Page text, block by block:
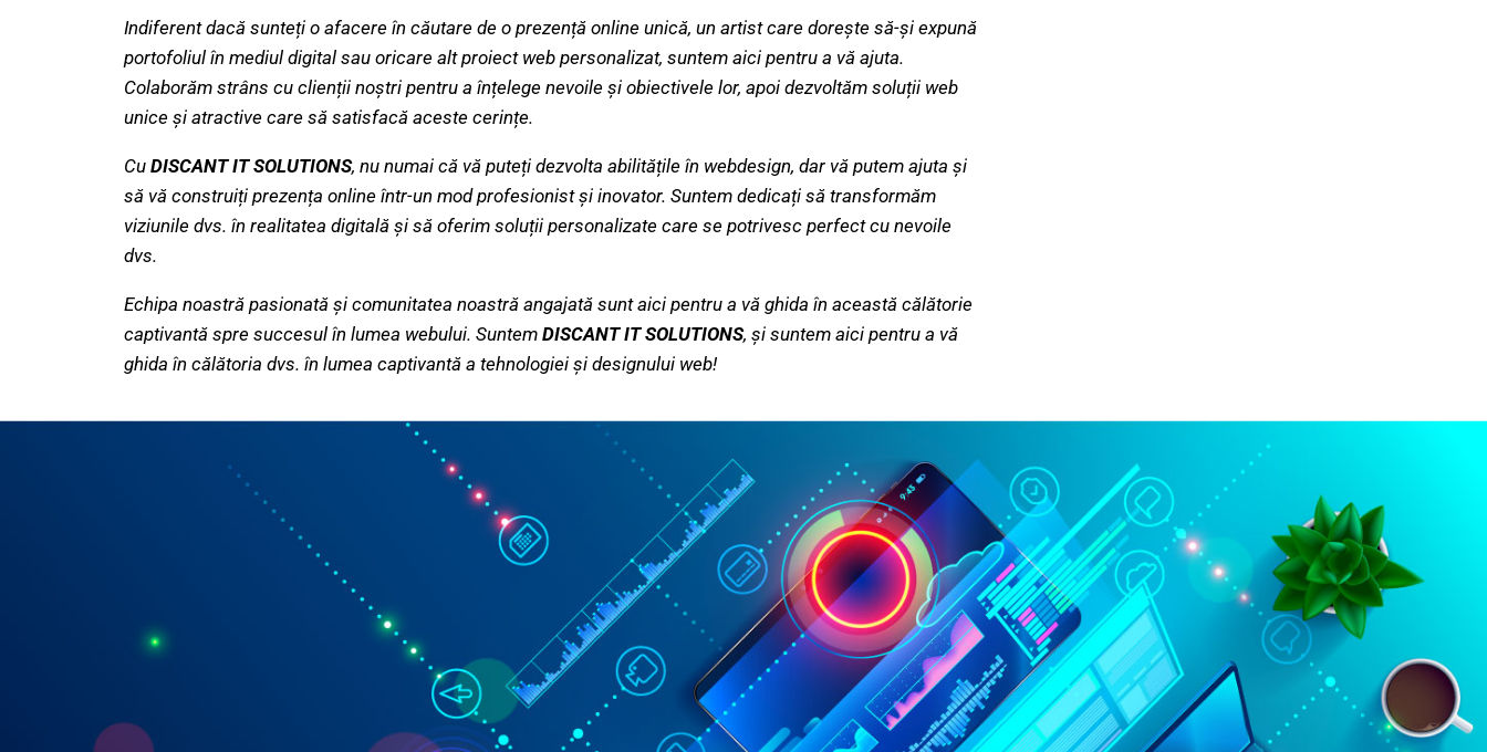
Indiferent dacă sunteți o afacere în căutare de o prezență online unică, un artist care dorește să-și expună
portofoliul în mediul digital sau oricare alt proiect web personalizat, suntem aici pentru a vă ajuta.
Colaborăm strâns cu clienții noștri pentru a înțelege nevoile și obiectivele lor, apoi dezvoltăm soluții web
unice și atractive care să satisfacă aceste cerințe.
Cu DISCANT IT SOLUTIONS, nu numai că vă puteți dezvolta abilitățile în webdesign, dar vă putem ajuta și
să vă construiți prezența online într-un mod profesionist și inovator. Suntem dedicați să transformăm
viziunile dvs. în realitatea digitală și să oferim soluții personalizate care se potrivesc perfect cu nevoile
dvs.
Echipa noastră pasionată și comunitatea noastră angajată sunt aici pentru a vă ghida în această călătorie
captivantă spre succesul în lumea webului. Suntem DISCANT IT SOLUTIONS, și suntem aici pentru a vă
ghida în călătoria dvs. în lumea captivantă a tehnologiei și designului web!